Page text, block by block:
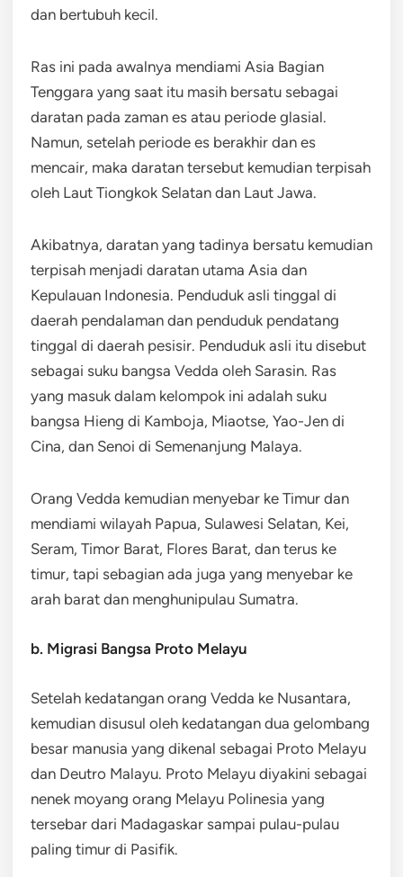
dan bertubuh kecil.
Ras ini pada awalnya mendiami Asia Bagian
Tenggara yang saat itu masih bersatu sebagai
daratan pada zaman es atau periode glasial.
Namun, setelah periode es berakhir dan es
mencair, maka daratan tersebut kemudian terpisah
oleh Laut Tiongkok Selatan dan Laut Jawa.
Akibatnya, daratan yang tadinya bersatu kemudian
terpisah menjadi daratan utama Asia dan
Kepulauan Indonesia. Penduduk asli tinggal di
daerah pendalaman dan penduduk pendatang
tinggal di daerah pesisir. Penduduk asli itu disebut
sebagai suku bangsa Vedda oleh Sarasin. Ras
yang masuk dalam kelompok ini adalah suku
bangsa Hieng di Kamboja, Miaotse, Yao-Jen di
Cina, dan Senoi di Semenanjung Malaya.
Orang Vedda kemudian menyebar ke Timur dan
mendiami wilayah Papua, Sulawesi Selatan, Kei,
Seram, Timor Barat, Flores Barat, dan terus ke
timur, tapi sebagian ada juga yang menyebar ke
arah barat dan menghunipulau Sumatra.
b. Migrasi Bangsa Proto Melayu
Setelah kedatangan orang Vedda ke Nusantara,
kemudian disusul oleh kedatangan dua gelombang
besar manusia yang dikenal sebagai Proto Melayu
dan Deutro Malayu. Proto Melayu diyakini sebagai
nenek moyang orang Melayu Polinesia yang
tersebar dari Madagaskar sampai pulau-pulau
paling timur di Pasifik.